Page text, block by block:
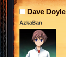
Dave Doyle
AzkaBan